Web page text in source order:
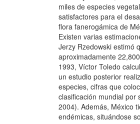
miles de especies
satisfactores para el
flora fanerogámica de
Existen varias
Jerzy Rzedowski estimó
aproximadamente
1993, Víctor Toledo
un estudio posterior
especies, cifras que
clasificación mundial por
2004). Además, México
endémicas, situándose